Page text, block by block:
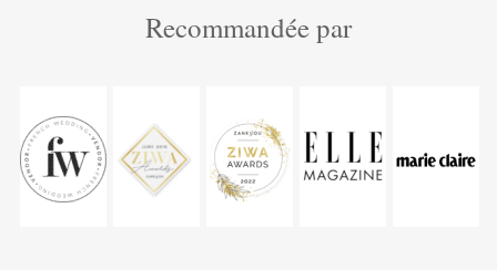
Recommandée par